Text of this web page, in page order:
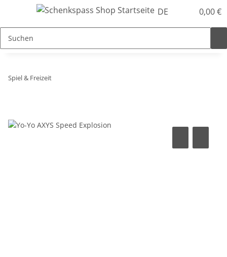
DE 0,00 €
Spiel & Freizeit